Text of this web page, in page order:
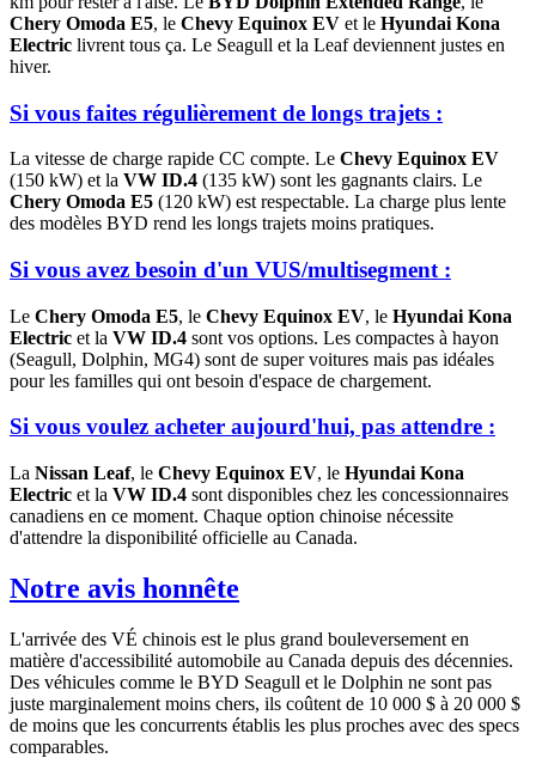
Chery Omoda E5, le Chevy Equinox EV et le Hyundai Kona
Electric livrent tous ça. Le Seagull et la Leaf deviennent justes en
hiver.
Si vous faites régulièrement de longs trajets :
La vitesse de charge rapide CC compte. Le Chevy Equinox EV
(150 kW) et la VW ID.4 (135 kW) sont les gagnants clairs. Le
Chery Omoda E5 (120 kW) est respectable. La charge plus lente
des modèles BYD rend les longs trajets moins pratiques.
Si vous avez besoin d'un VUS/multisegment :
Le Chery Omoda E5, le Chevy Equinox EV, le Hyundai Kona
Electric et la VW ID.4 sont vos options. Les compactes à hayon
(Seagull, Dolphin, MG4) sont de super voitures mais pas idéales
pour les familles qui ont besoin d'espace de chargement.
Si vous voulez acheter aujourd'hui, pas attendre :
La Nissan Leaf, le Chevy Equinox EV, le Hyundai Kona
Electric et la VW ID.4 sont disponibles chez les concessionnaires
canadiens en ce moment. Chaque option chinoise nécessite
d'attendre la disponibilité officielle au Canada.
Notre avis honnête
L'arrivée des VÉ chinois est le plus grand bouleversement en
matière d'accessibilité automobile au Canada depuis des décennies.
Des véhicules comme le BYD Seagull et le Dolphin ne sont pas
juste marginalement moins chers, ils coûtent de 10 000 $ à 20 000 $
de moins que les concurrents établis les plus proches avec des specs
comparables.